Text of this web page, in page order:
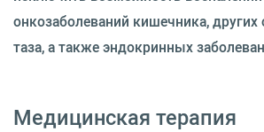
онкозаболеваний кишечника, других
таза, а также эндокринных
Медицинская терапия